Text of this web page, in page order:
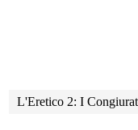
L'Eretico 2: I